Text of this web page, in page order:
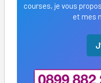
courses, je vous
et mes